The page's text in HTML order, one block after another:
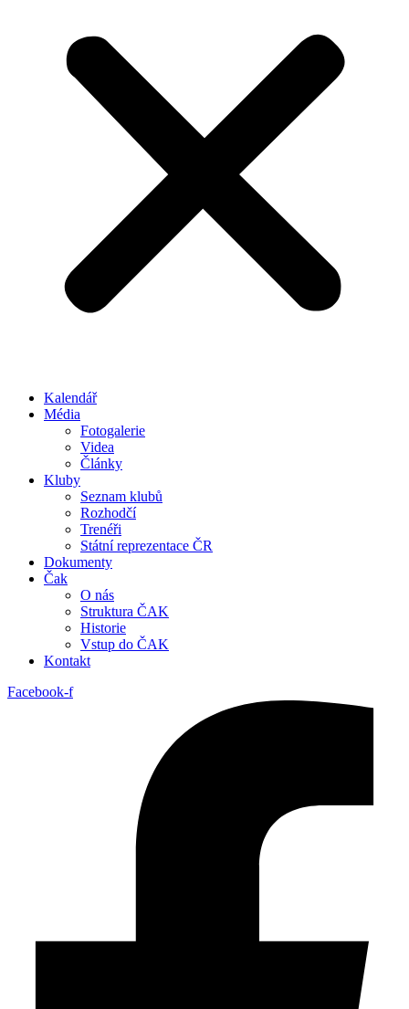
Kalendář
Média
Fotogalerie
Videa
Články
Kluby
Seznam klubů
Rozhodčí
Trenéři
Státní reprezentace ČR
Dokumenty
Čak
O nás
Struktura ČAK
Historie
Vstup do ČAK
Kontakt
Facebook-f